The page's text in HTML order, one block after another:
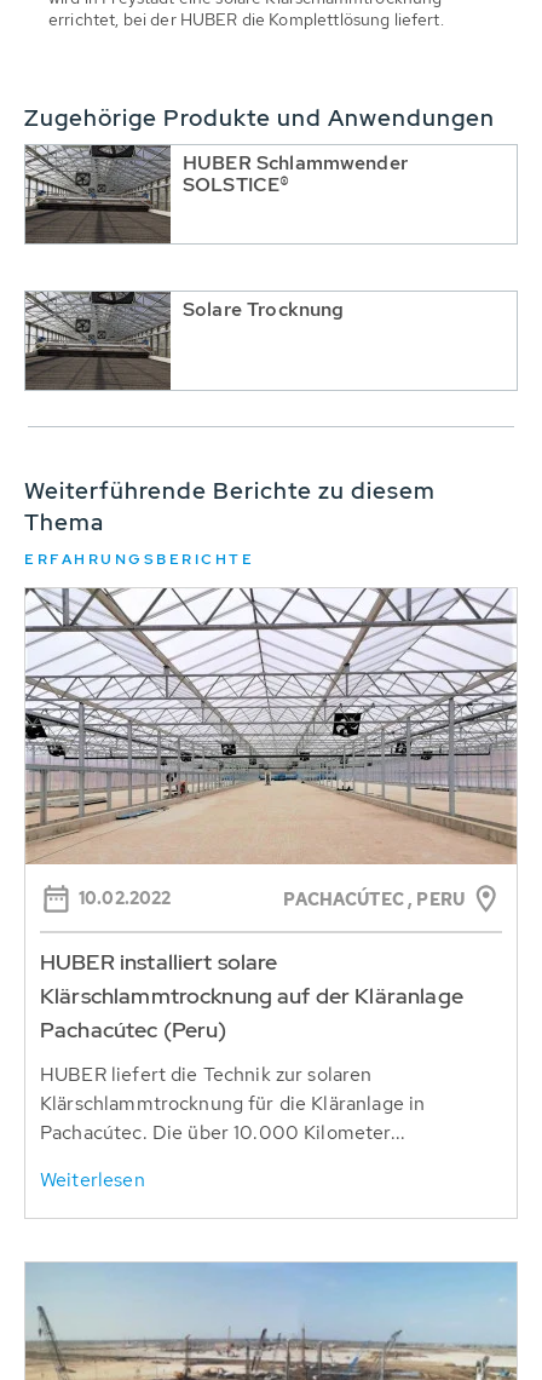
errichtet, bei der HUBER die Komplettlösung liefert.
Zugehörige Produkte und Anwendungen
HUBER Schlammwender
SOLSTICE®
Solare Trocknung
Weiterführende Berichte zu diesem
Thema
ERFAHRUNGSBERICHTE
10.02.2022 PACHACÚTEC , PERU
HUBER installiert solare
Klärschlammtrocknung auf der Kläranlage
Pachacútec (Peru)
HUBER liefert die Technik zur solaren
Klärschlammtrocknung für die Kläranlage in
Pachacútec. Die über 10.000 Kilometer...
Weiterlesen